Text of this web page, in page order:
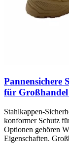
Pannensichere
für
Stahlkappen-
konformer Schutz
Optionen gehören
Eigenschaften.